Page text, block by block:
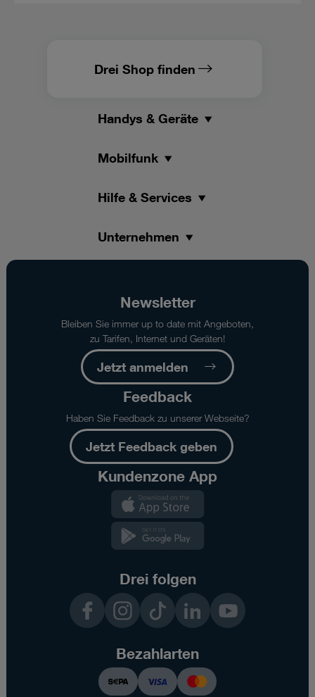
Drei Shop finden
Handys & Geräte
Mobilfunk
Hilfe & Services
Unternehmen
Newsletter
Bleiben Sie immer up to date mit Angeboten,
zu Tarifen, Internet und Geräten!
Jetzt anmelden
Feedback
Haben Sie Feedback zu unserer Webseite?
Jetzt Feedback geben
Kundenzone App
Drei folgen
InstagramTikTok LinkedIn YouTube
Bezahlarten